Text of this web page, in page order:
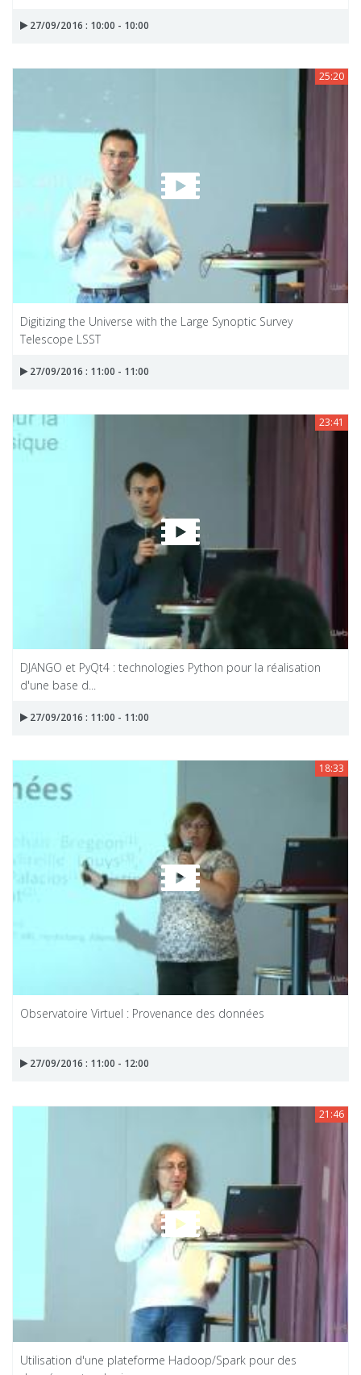
27/09/2016 : 10:00 - 10:00
25:20
Digitizing the Universe with the Large Synoptic Survey
Telescope LSST
27/09/2016 : 11:00 - 11:00
23:41
DJANGO et PyQt4 : technologies Python pour la réalisation
d'une base d...
27/09/2016 : 11:00 - 11:00
18:33
Observatoire Virtuel : Provenance des données
27/09/2016 : 11:00 - 12:00
21:46
Utilisation d'une plateforme Hadoop/Spark pour des